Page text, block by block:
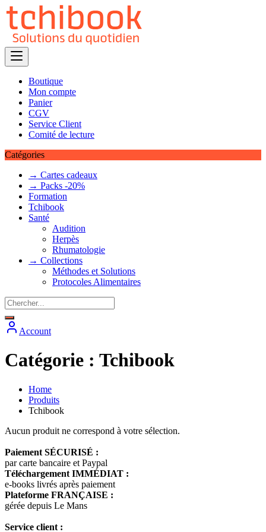
Skip
content
Boutique
Mon compte
Panier
CGV
Service Client
Comité de lecture
Catégories
→ Cartes cadeaux
→ Packs -20%
Formation
Tchibook
Santé
Audition
Herpès
Rhumatologie
→ Collections
Méthodes et Solutions
Protocoles Alimentaires
Account
Catégorie : Tchibook
Home
Produits
Tchibook
Aucun produit ne correspond à votre sélection.
Paiement SÉCURISÉ :
par carte bancaire et Paypal
Téléchargement IMMÉDIAT :
e-books livrés après paiement
Plateforme FRANÇAISE :
gérée depuis Le Mans
Service client :